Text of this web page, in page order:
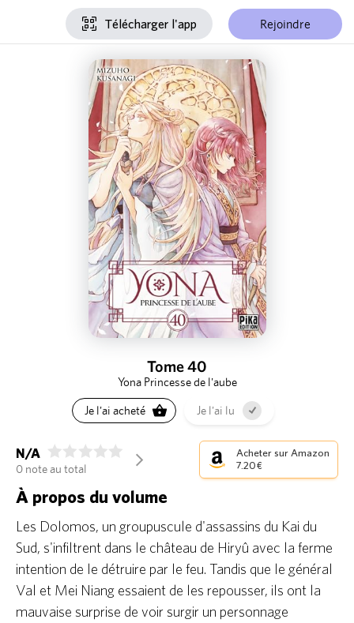
Télécharger l'app Rejoindre
Tome 40
Yona Princesse de l'aube
Je l'ai acheté Je l'ai lu
N/A
0 note au total
arrow_forward_ios
Acheter sur Amazon
7.20 €
À propos du volume
Les Dolomos, un groupuscule d'assassins du Kai du
Sud, s'infiltrent dans le château de Hiryû avec la ferme
intention de le détruire par le feu. Tandis que le général
Val et Mei Niang essaient de les repousser, ils ont la
mauvaise surprise de voir surgir un personnage